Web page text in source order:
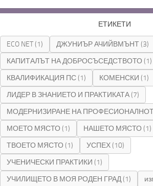
ЕТИКЕТИ
ECO NET(1) ДЖУНИЪР АЧИЙВМЪНТ(3)
КАПИТАЛЪТ НА ДОБРОСЪСЕДСТВОТО (1)
КВАЛИФИКАЦИЯ ПС(1) КОМЕНСКИ (1)
ЛИДЕР В ЗНАНИЕТО И ПРАКТИКАТА(7)
МОДЕРНИЗИРАНЕ НА
МОЕТО МЯСТО (1) НАШЕТО МЯСТО (1)
ТВОЕТО МЯСТО (1) УСПЕХ(10)
УЧЕНИЧЕСКИ ПРАКТИКИ (1)
УЧИЛИЩЕТО В МОЯ РОДЕН ГРАД(1)